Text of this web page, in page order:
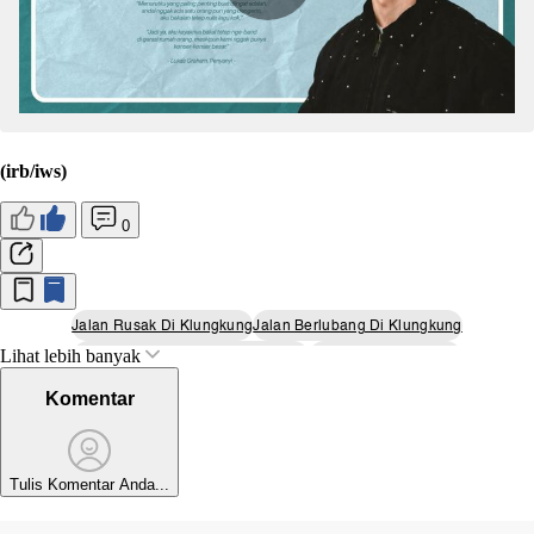
(irb/iws)
0
Jalan Rusak Di KlungkungJalan Berlubang Di Klungkung
Perbaikan Jalan Rusak Klungkung
Lihat lebih banyak
Komentar
Tulis Komentar Anda...